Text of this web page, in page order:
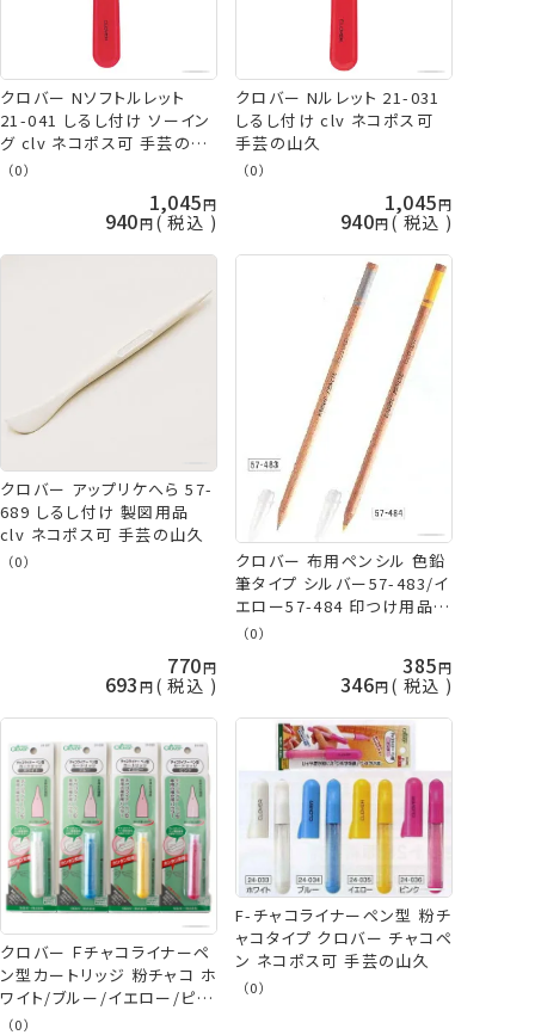
クロバー Nソフトルレット
21-041 しるし付け ソーイン
グ clv ネコポス可 手芸の山
久
（0）
1,045
940 税込
クロバー Nルレット 21-031
しるし付け clv ネコポス可
手芸の山久
（0）
1,045
940 税込
クロバー アップリケへら 57-
689 しるし付け 製図用品
clv ネコポス可 手芸の山久
（0）
770
693 税込
クロバー 布用ペンシル 色鉛
筆タイプ シルバー57-483/イ
エロー57-484 印つけ用品
clv ネコポス可 手芸の山久
（0）
385
346 税込
クロバー Ｆチャコライナーペ
ン型カートリッジ 粉チャコ ホ
ワイト/ブルー/イエロー/ピン
ク チャコペン パウダータイプ
（0）
F-チャコライナーペン型 粉チ
ャコタイプ クロバー チャコペ
ン ネコポス可 手芸の山久
（0）